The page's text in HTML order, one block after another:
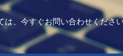
は、今すぐお問い合わせくださ